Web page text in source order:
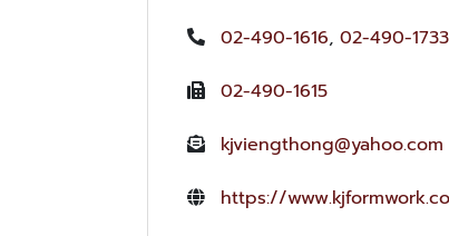
02-490-1616, 02-490-1733
02-490-1615
kjviengthong@yahoo.com
https://